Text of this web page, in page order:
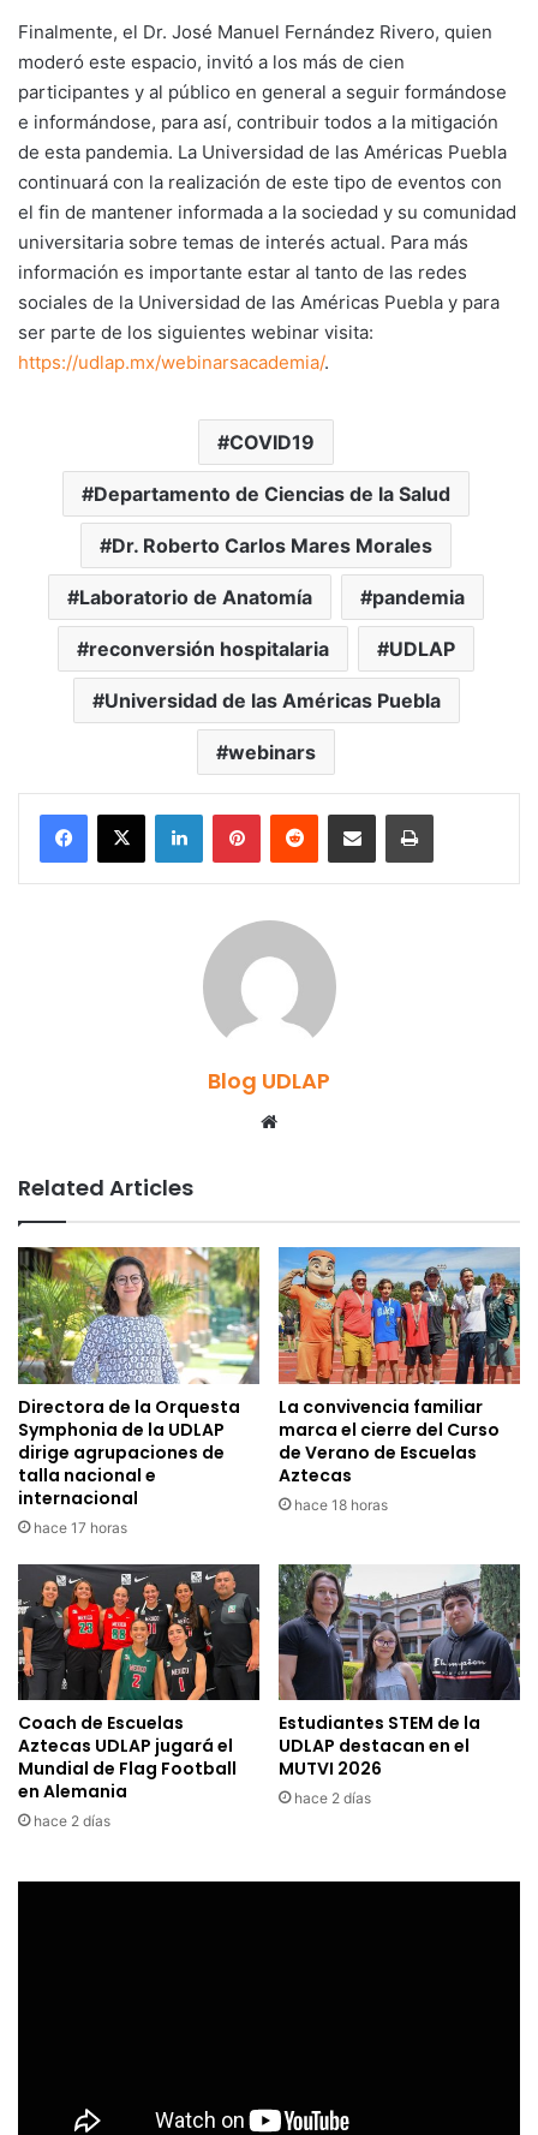
Finalmente, el Dr. José Manuel Fernández Rivero, quien
moderó este espacio, invitó a los más de cien
participantes y al público en general a seguir formándose
e informándose, para así, contribuir todos a la mitigación
de esta pandemia. La Universidad de las Américas Puebla
continuará con la realización de este tipo de eventos con
el fin de mantener informada a la sociedad y su comunidad
universitaria sobre temas de interés actual. Para más
información es importante estar al tanto de las redes
sociales de la Universidad de las Américas Puebla y para
ser parte de los siguientes webinar visita:
https://udlap.mx/webinarsacademia/.
COVID19
Departamento de Ciencias de la Salud
Dr. Roberto Carlos Mares Morales
Laboratorio de Anatomía pandemia
reconversión hospitalaria UDLAP
Universidad de las Américas Puebla
webinars
LinkedInPinterestReddit Share via Email Print
Blog UDLAP
Related Articles
Directora de la Orquesta
Symphonia de la UDLAP
dirige agrupaciones de
talla nacional e
internacional
hace 17 horas
La convivencia familiar
marca el cierre del Curso
de Verano de Escuelas
Aztecas
hace 18 horas
Coach de Escuelas
Aztecas UDLAP jugará el
Mundial de Flag Football
en Alemania
hace 2 días
Estudiantes STEM de la
UDLAP destacan en el
MUTVI 2026
hace 2 días